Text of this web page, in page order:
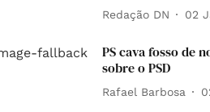
Redação DN 02
PS cava fosso de
sobre o PSD
Rafael Barbosa